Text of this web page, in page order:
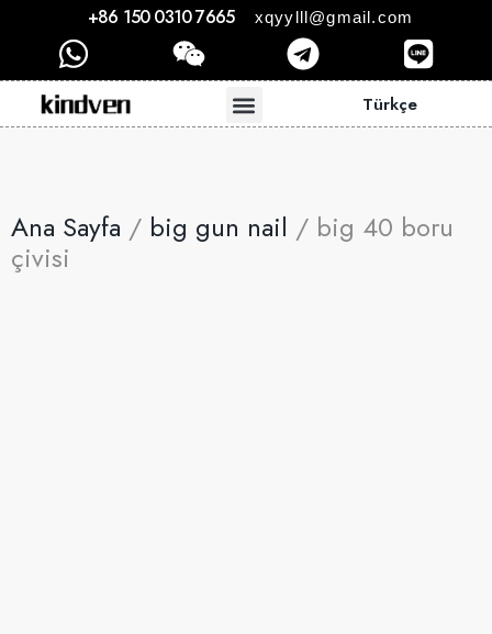
+86 150 0310 7665 xqyylll@gmail.com
Türkçe
Ana Sayfa / big gun nail / big 40 boru
çivisi